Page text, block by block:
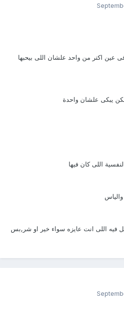
اكتر من واحد علشان اللى بيحبها
يبكى علشان واحدة
اللى كان فيها
فيه اللى انت عايزه سواء خير او شر,بس